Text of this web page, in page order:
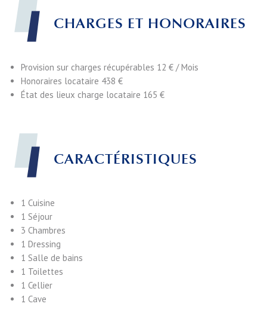
CARACTÉRISTIQUES
1 Cuisine
1 Séjour
3 Chambres
1 Dressing
1 Salle de bains
1 Toilettes
1 Cellier
1 Cave
CHARGES ET HONORAIRES
Provision sur charges récupérables 12 € / Mois
Honoraires locataire 438 €
État des lieux charge locataire 165 €